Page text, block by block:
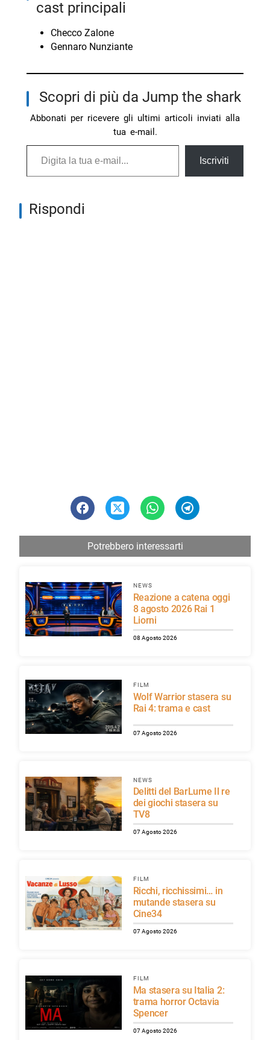
cast principali
Checco Zalone
Gennaro Nunziante
Scopri di più da Jump the shark
Abbonati per ricevere gli ultimi articoli inviati alla
tua e-mail.
Digita la tua e-mail...
Iscriviti
Rispondi
Potrebbero interessarti
NEWS
Reazione a catena oggi
8 agosto 2026 Rai 1
Liorni
08 Agosto 2026
FILM
Wolf Warrior stasera su
Rai 4: trama e cast
07 Agosto 2026
NEWS
Delitti del BarLume Il re
dei giochi stasera su
TV8
07 Agosto 2026
FILM
Ricchi, ricchissimi… in
mutande stasera su
Cine34
07 Agosto 2026
FILM
Ma stasera su Italia 2:
trama horror Octavia
Spencer
07 Agosto 2026